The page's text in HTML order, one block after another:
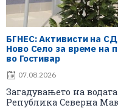
БГНЕС: Aктивисти на
Ново Село за време на
во Гостивар
07.08.2026
Загадувањето на
Република Северна